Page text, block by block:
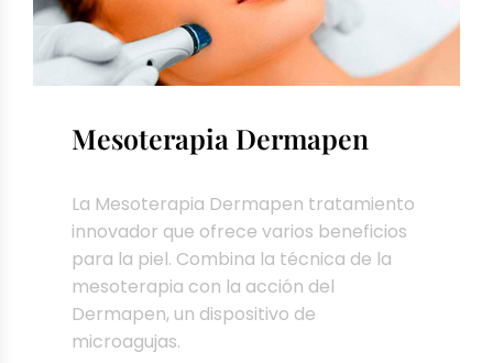
Mesoterapia Dermapen​
La Mesoterapia Dermapen tratamiento
innovador que ofrece varios beneficios
para la piel. Combina la técnica de la
mesoterapia con la acción del
Dermapen, un dispositivo de
microagujas.